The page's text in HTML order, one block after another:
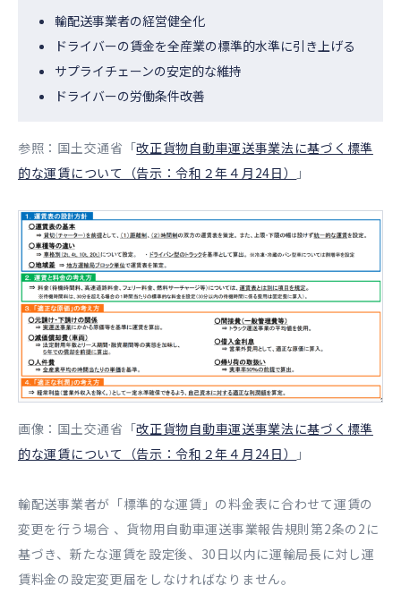
輸配送事業者の経営健全化
ドライバーの賃金を全産業の標準的水準に引き上げる
サプライチェーンの安定的な維持
ドライバーの労働条件改善
参照：国土交通省「改正貨物自動車運送事業法に基づく標準
的な運賃について（告示：令和２年４月24日）
」
画像：国土交通省「改正貨物自動車運送事業法に基づく標準
的な運賃について（告示：令和２年４月24日）
」
輸配送事業者が「標準的な運賃」の料金表に合わせて運賃の
変更を行う場合 、貨物用自動車運送事業報告規則第2条の2に
基づき、新たな運賃を設定後、30日以内に運輸局長に対し運
賃料金の設定変更届をしなければなりません。